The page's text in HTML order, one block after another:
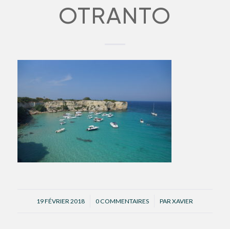
OTRANTO
19 FÉVRIER 2018
/ 0 COMMENTAIRES
/ PARXAVIER